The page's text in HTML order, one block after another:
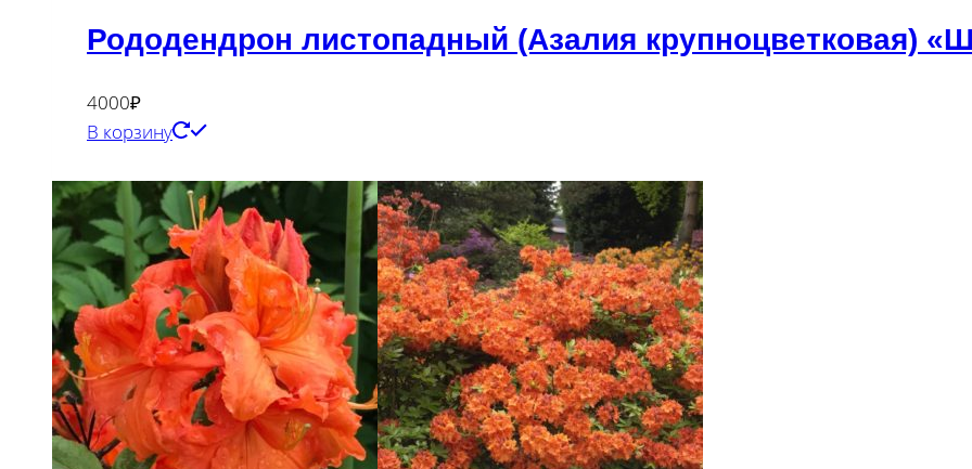
Рододендрон листопадный (Азалия крупноцветковая)
4000₽
В корзину